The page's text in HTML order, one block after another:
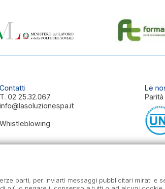
Contatti
T.02 25.32.067
info@lasoluzionespa.it
Whistleblowing
Le
parti, per inviarti messaggi pubblicitari mirati e